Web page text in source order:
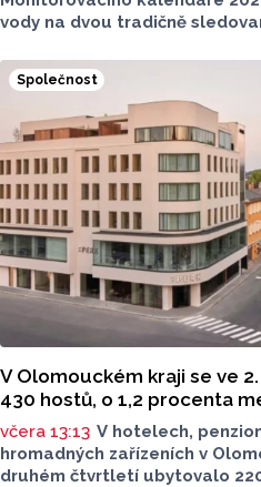
vody na dvou tradičně
(VN Plumlov) a v Koupací
Poděbrady). Monitoring byl
hygienickou stanicí
ve spolupráci se Zdravotním
Centrem hygienických
Společnost
V Olomouckém kraji se ve
430 hostů, o 1,2 procenta
včera 13:13 V hotelech,
hromadných zařízeních v
druhém čtvrtletí ubytovalo